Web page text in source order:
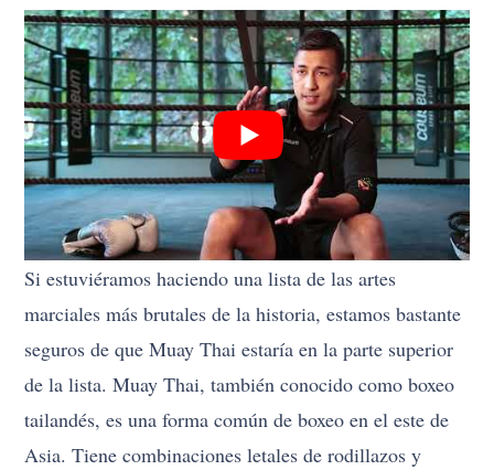
Si estuviéramos haciendo una lista de las artes
marciales más brutales de la historia, estamos bastante
seguros de que Muay Thai estaría en la parte superior
de la lista. Muay Thai, también conocido como boxeo
tailandés, es una forma común de boxeo en el este de
Asia. Tiene combinaciones letales de rodillazos y